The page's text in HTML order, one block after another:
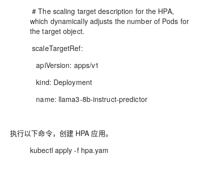
# The scaling target description for the HPA,
which dynamically adjusts the number of Pods for
the target object.
scaleTargetRef:
apiVersion: apps/v1
kind: Deployment
name: llama3-8b-instruct-predictor
执行以下命令，创建 HPA 应用。
kubectl apply -f hpa.yam